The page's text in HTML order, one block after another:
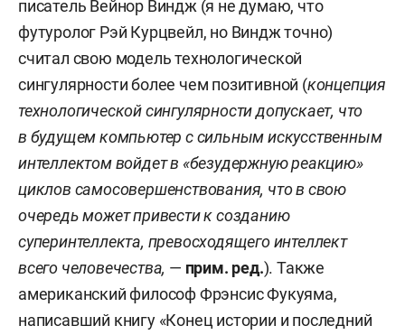
писатель Вейнор Виндж (я не думаю, что
футуролог Рэй Курцвейл, но Виндж точно)
считал свою модель технологической
сингулярности более чем позитивной (концепция
технологической сингулярности допускает, что
в будущем компьютер с сильным искусственным
интеллектом войдет в «безудержную реакцию»
циклов самосовершенствования, что в свою
очередь может привести к созданию
суперинтеллекта, превосходящего интеллект
всего человечества, — прим. ред.). Также
американский философ Фрэнсис Фукуяма,
написавший книгу «Конец истории и последний